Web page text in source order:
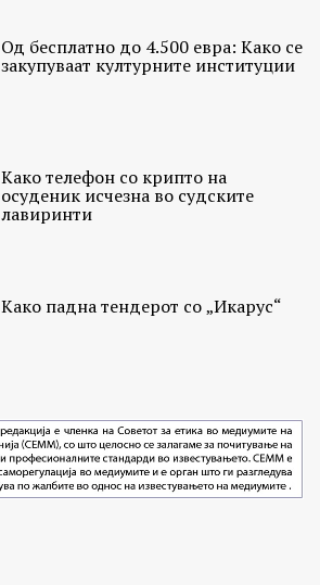
Од бесплатно до 4.500 евра: Како се
закупуваат културните институции
Како телефон со крипто на
осуденик исчезна во судските
лавиринти
Како падна тендерот со „Икарус“